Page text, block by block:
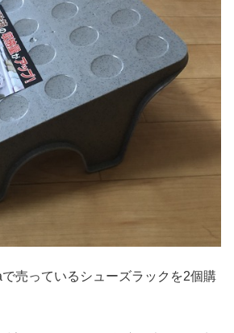
売っているシューズラックを2個購